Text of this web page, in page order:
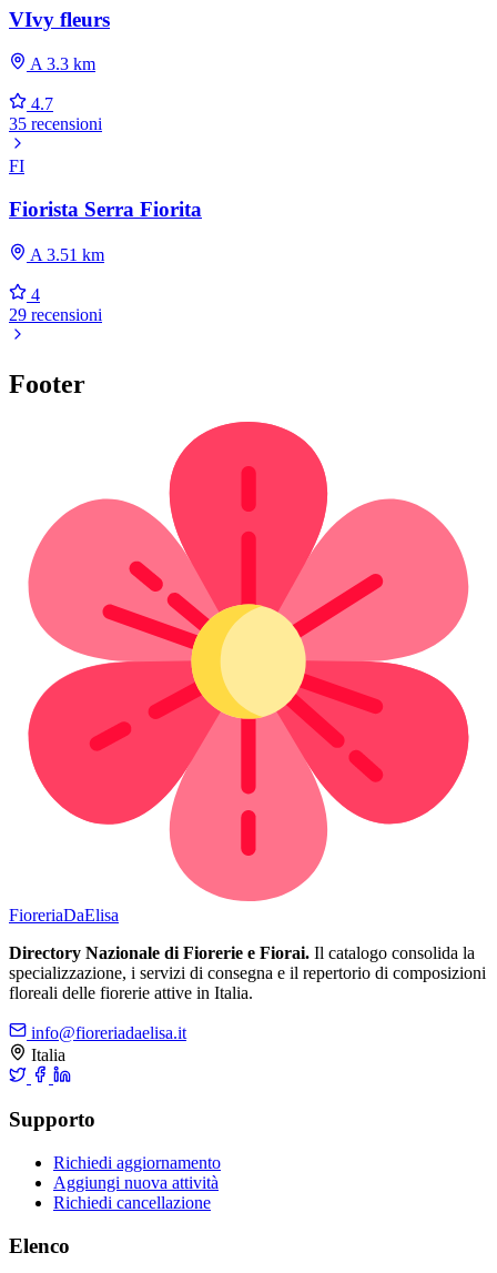
VIvy fleurs
A 3.3 km
4.7
35 recensioni
FI
Fiorista Serra Fiorita
A 3.51 km
4
29 recensioni
Footer
FioreriaDaElisa
Directory Nazionale di Fiorerie e Fiorai. Il catalogo consolida la
specializzazione, i servizi di consegna e il repertorio di composizioni
floreali delle fiorerie attive in Italia.
info@fioreriadaelisa.it
Italia
Supporto
Richiedi aggiornamento
Aggiungi nuova attività
Richiedi cancellazione
Elenco